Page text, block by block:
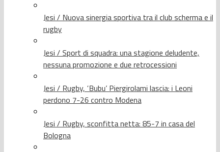
Jesi / Nuova sinergia sportiva tra il club scherma e il
rugby
Jesi / Sport di squadra: una stagione deludente,
nessuna promozione e due retrocessioni
Jesi / Rugby, ‘Bubu’ Piergirolami lascia: i Leoni
perdono 7-26 contro Modena
Jesi / Rugby, sconfitta netta: 85-7 in casa del
Bologna